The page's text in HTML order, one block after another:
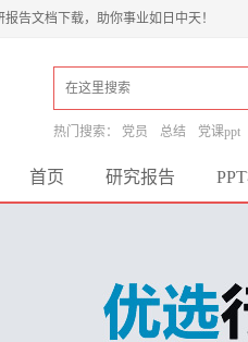
告文档下载，助你事业如日中天！
热门搜索： 党员 总结 党课ppt
首页 研究报告